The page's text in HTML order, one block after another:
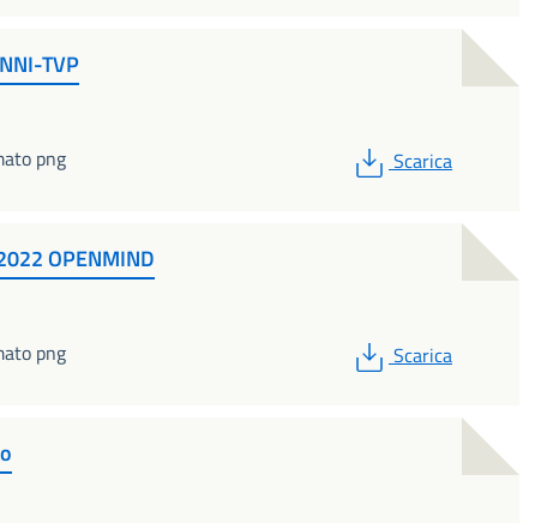
TVP
png
PDF
Scarica
OPENMIND
png
PDF
Scarica